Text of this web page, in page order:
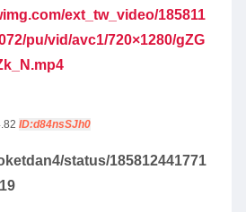
ext_tw_video/185811
pu/vid/avc1/720×1280/gZG
ID:d84nsSJh0
status/185812441771